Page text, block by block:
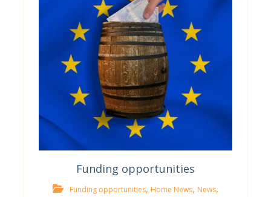
Funding opportunities
Funding opportunities, Home News, News,